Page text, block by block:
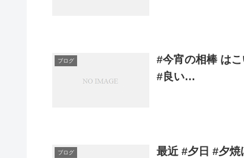
ブログ
#今宵の相棒 は
#良い…
ブログ
最近 #夕日 #夕